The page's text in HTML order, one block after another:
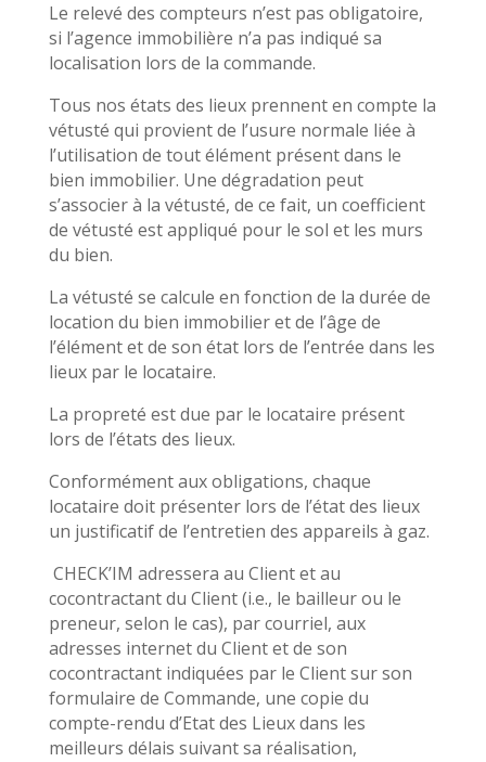
Le relevé des compteurs n’est pas obligatoire,
si l’agence immobilière n’a pas indiqué sa
localisation lors de la commande.
Tous nos états des lieux prennent en compte la
vétusté qui provient de l’usure normale liée à
l’utilisation de tout élément présent dans le
bien immobilier. Une dégradation peut
s’associer à la vétusté, de ce fait, un coefficient
de vétusté est appliqué pour le sol et les murs
du bien.
La vétusté se calcule en fonction de la durée de
location du bien immobilier et de l’âge de
l’élément et de son état lors de l’entrée dans les
lieux par le locataire.
La propreté est due par le locataire présent
lors de l’états des lieux.
Conformément aux obligations, chaque
locataire doit présenter lors de l’état des lieux
un justificatif de l’entretien des appareils à gaz.
CHECK’IM adressera au Client et au
cocontractant du Client (i.e., le bailleur ou le
preneur, selon le cas), par courriel, aux
adresses internet du Client et de son
cocontractant indiquées par le Client sur son
formulaire de Commande, une copie du
compte-rendu d’Etat des Lieux dans les
meilleurs délais suivant sa réalisation,